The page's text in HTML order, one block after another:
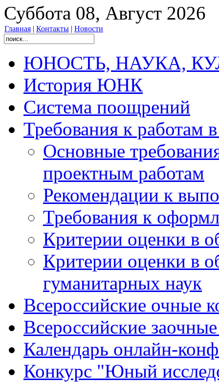
Суббота 08, Август 2026
Главная | Контакты | Новости
ЮНОСТЬ, НАУКА,
История ЮНК
Система поощрений
Требования к работам
Основные
проектным работам
Рекомендации к
Требования к
Критерии оценки в
Критерии оценки в
гуманитарных наук
Всероссийские очные
Всероссийские
Календарь онлайн-
Конкурс "Юный